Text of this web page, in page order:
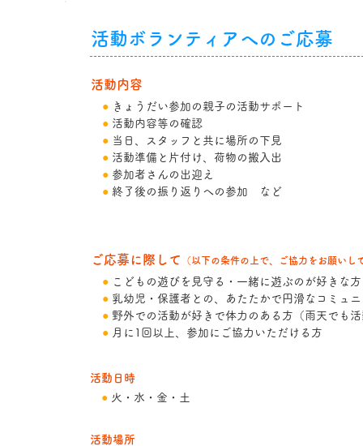
活動ボランティアへのご応募
活動内容
● きょうだい参加の親子の活動サポート
● 活動内容等の確認
● 当日、スタッフと共に場所の下見
● 活動準備と片付け、荷物の搬入出
● 参加者さんの出迎え
● 終了後の振り返りへの参加 など
ご応募に際して （以下の条件の上で、ご協力をお願いし
● こどもの遊びを見守る・一緒に遊ぶのが好きな方
● 乳幼児・保護者との、あたたかで円滑なコミュ
● 野外での活動が好きで体力のある方（雨天でも
● 月に1回以上、参加にご協力いただける方
活動日時
● 火・水・金・土
活動場所